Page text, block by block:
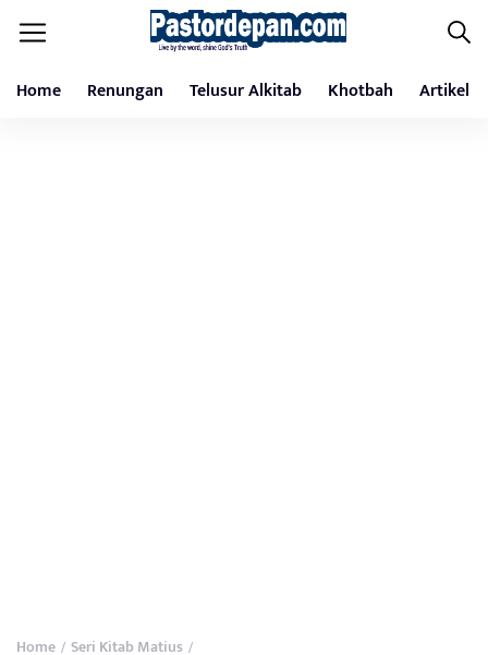
Home Renungan Telusur Alkitab Khotbah Artikel
Home / Seri Kitab Matius /